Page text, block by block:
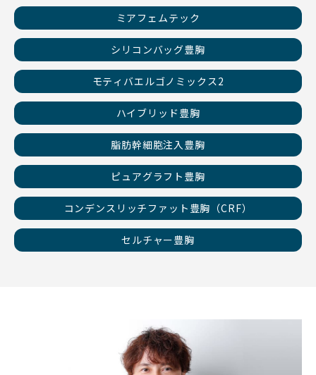
ミアフェムテック
シリコンバッグ豊胸
モティバエルゴノミックス2
ハイブリッド豊胸
脂肪幹細胞注入豊胸
ピュアグラフト豊胸
コンデンスリッチファット豊胸（CRF）
セルチャー豊胸